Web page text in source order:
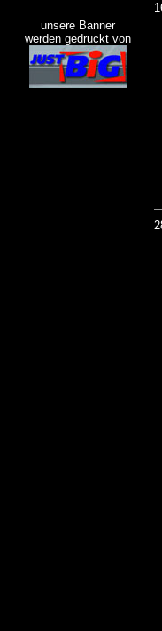
unsere Banner
werden gedruckt von